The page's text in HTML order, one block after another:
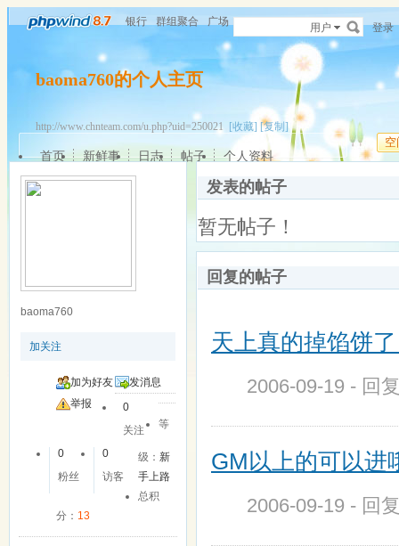
银行 群组聚合 广场 用户 登录
baoma760的个人主页
http://www.chnteam.com/u.php?uid=250021 [收藏] [复制]
空
首页 新鲜事 日志 帖子 个人资料
baoma760
加关注
加为好友
发消息
举报
0
关注
0
粉丝
0
访客
等
级：新
手上路
总积
分： 13
发表的帖子
暂无帖子！
回复的帖子
天上真的掉馅饼
2006-09-19 - 回
GM以上的可以进
2006-09-19 - 回